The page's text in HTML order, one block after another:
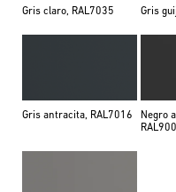
Gris claro, RAL7035 Gris
Gris antracita, RAL7016
Negro